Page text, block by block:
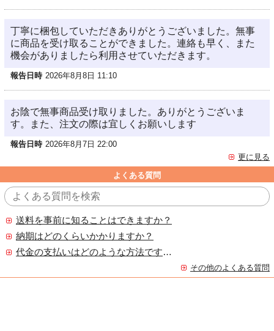
丁寧に梱包していただきありがとうございました。無事
に商品を受け取ることができました。連絡も早く、また
機会がありましたら利用させていただきます。
報告日時 2026年8月8日 11:10
お陰で無事商品受け取りました。ありがとうございま
す。また、注文の際は宜しくお願いします
報告日時 2026年8月7日 22:00
更に見る
よくある質問
送料を事前に知ることはできますか？
納期はどのくらいかかりますか？
代金の支払いはどのような方法ですか？
その他のよくある質問